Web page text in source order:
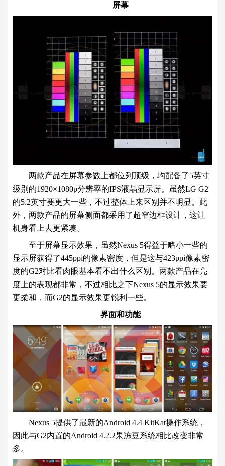
屏幕
两款产品在屏幕参数上都位列顶级，均配备了5英寸
级别的1920×1080p分辨率的IPS液晶显示屏。虽然LG G2
的5.2英寸要更大一些，不过整体上来区别并不明显。此
外，两款产品的屏幕侧面都采用了超窄边框设计，这让
机身看上去更紧凑。
至于屏幕显示效果，虽然Nexus 5得益于略小一些的
显示屏获得了445ppi的像素密度，但是这与423ppi像素密
度的G2对比看肉眼基本看不出什么区别。两款产品在亮
度上的表现都非常，不过相比之下Nexus 5的显示效果要
更柔和，而G2的显示效果更锐利一些。
界面和功能
Nexus 5提供了最新的Android 4.4 KitKat操作系统，
因此与G2内置的Android 4.2.2果冻豆系统相比改变非常
多。